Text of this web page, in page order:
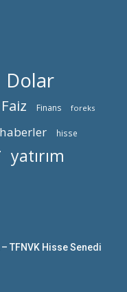
Dolar
Faiz Finans foreks
haberler hisse
yatırım
– TFNVK Hisse Senedi